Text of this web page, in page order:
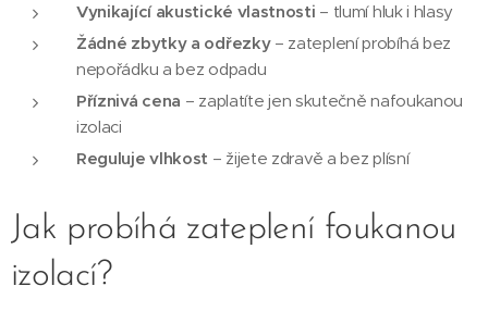
Vynikající akustické vlastnosti – tlumí hluk i hlasy
Žádné zbytky a odřezky– zateplení probíhá bez
nepořádku a bez odpadu
Příznivá cena – zaplatíte jen skutečně nafoukanou
izolaci
Reguluje vlhkost – žijete zdravě a bez plísní
Jak probíhá zateplení foukanou
izolací?